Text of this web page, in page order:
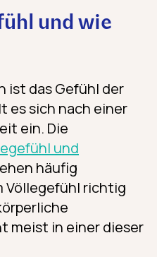
und wie
ist das Gefühl der
es sich nach einer
ein. Die
und
häufig
Völlegefühl richtig
meist in einer dieser